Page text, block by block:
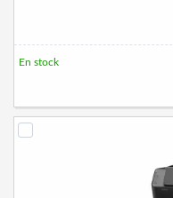
En stock